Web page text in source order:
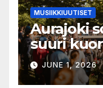
MUSIIKKIUUTISET
Aurajoki
suuri
JUNE 1, 2026